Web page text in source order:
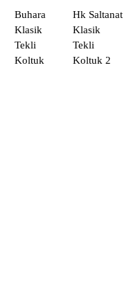
Buhara
Klasik
Tekli
Koltuk
Hk Saltanat
Klasik
Tekli
Koltuk 2